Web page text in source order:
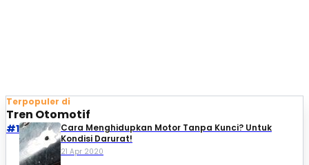
Terpopuler di
Tren Otomotif
#1
Cara Menghidupkan Motor Tanpa Kunci? Untuk
Kondisi Darurat!
21 Apr 2020